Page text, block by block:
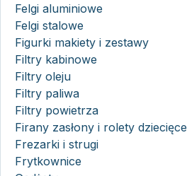
Felgi aluminiowe
Felgi stalowe
Figurki makiety i zestawy
Filtry kabinowe
Filtry oleju
Filtry paliwa
Filtry powietrza
Firany zasłony i rolety dziecięce
Frezarki i strugi
Frytkownice